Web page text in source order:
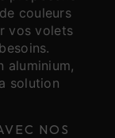
couleurs
vos volets
aluminium,
solution
NOS